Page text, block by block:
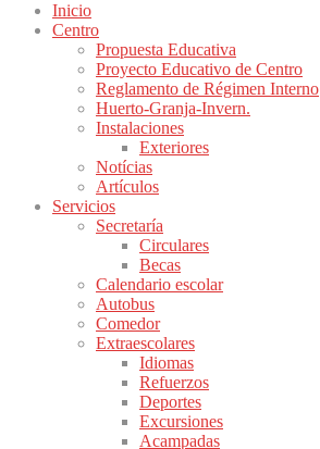
Inicio
Centro
Propuesta Educativa
Proyecto Educativo de Centro
Reglamento de Régimen Interno
Huerto-Granja-Invern.
Instalaciones
Exteriores
Notícias
Artículos
Servicios
Secretaría
Circulares
Becas
Calendario escolar
Autobus
Comedor
Extraescolares
Idiomas
Refuerzos
Deportes
Excursiones
Acampadas